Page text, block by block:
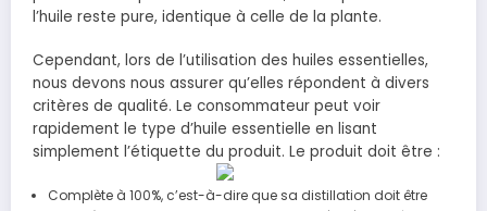
l’huile reste pure, identique à celle de la plante.
Cependant, lors de l’utilisation des huiles essentielles,
nous devons nous assurer qu’elles répondent à divers
critères de qualité. Le consommateur peut voir
rapidement le type d’huile essentielle en lisant
simplement l’étiquette du produit. Le produit doit être :
Complète à 100%, c’est-à-dire que sa distillation doit être